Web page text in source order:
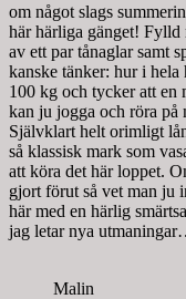
om något slags
här härliga gänget! Fylld
av ett par tånaglar samt
kanske tänker: hur i hela
100 kg och tycker att
kan ju jogga och röra på
Självklart helt orimligt
så klassisk mark som
att köra det här loppet.
gjort förut så vet man ju
här med en härlig
jag letar nya
Malin